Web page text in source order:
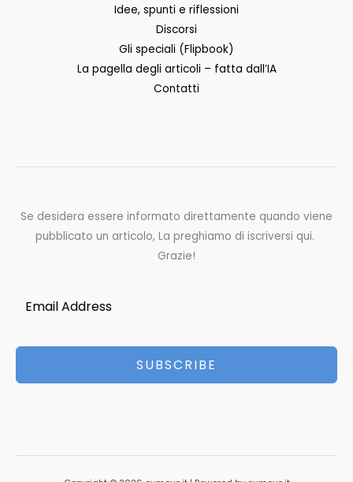
Idee, spunti e riflessioni
Discorsi
Gli speciali (Flipbook)
La pagella degli articoli – fatta dall’IA
Contatti
Se desidera essere informato direttamente quando viene
pubblicato un articolo, La preghiamo di iscriversi qui.
Grazie!
SUBSCRIBE